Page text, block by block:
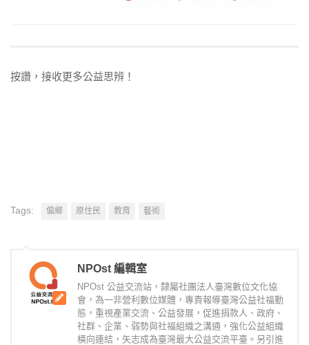
按讚，接收更多公益思辨！
Tags: 偏鄉 原住民 教育 藝術
NPOst 編輯室
NPOst 公益交流站，隸屬社團法人臺灣數位文化協
會，為一非營利數位媒體，專責報導臺灣公益社福動
態，重視產業交流、公益發展，促進捐款人、政府、
社群、企業、弱勢與社福組織之溝通，強化公益組織
橫向連結，矢志成為臺灣最大公益交流平臺。另引進